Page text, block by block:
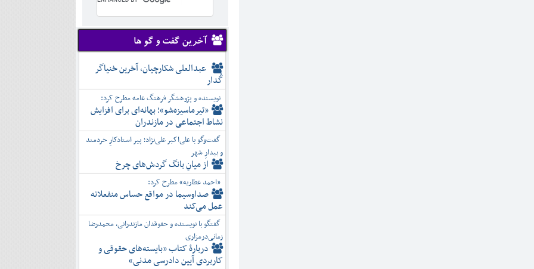
آخرین گفت و گو ها
عبدالعلی شکارچیان، آخرین خنیاگر
گُدار
نویسنده و پژوهشگر فرهنگ عامه مطرح کرد:
«تیرماسیزه‌شو»؛ بهانه‌ای برای افزایش
نشاط اجتماعی در مازندران
گفت‌وگو با علی‌اکبر علی‌نژاد؛ پیر استادکارِ خردمند
و بیدارِ شهر
از میانِ بانگ گردش‌های چرخ
«احمد عطاریه» مطرح کرد:
صداوسیما در مواقع حساس منفعلانه
عمل می‌کند
گفتگو با نویسنده و حقوقدان مازندرانی، محمدرضا
زمانی‌درمزاری
دربارۀ کتاب ”بایسته‌های حقوقی و
کاربردی آیین دادرسی مدنی»